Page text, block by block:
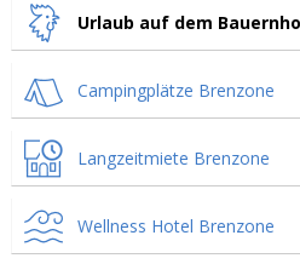
Urlaub auf dem
Campingplätze Brenzone
Langzeitmiete Brenzone
Wellness Hotel Brenzone